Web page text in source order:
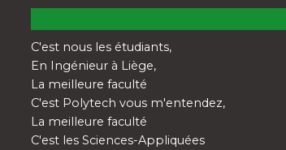
C'est nous les étudiants,
En Ingénieur à Liège,
La meilleure faculté
C'est Polytech vous m'entendez,
La meilleure faculté
C'est les Sciences-Appliquées